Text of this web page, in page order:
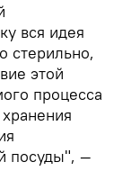
вся идея
стерильно,
этой
процесса
посуды", —